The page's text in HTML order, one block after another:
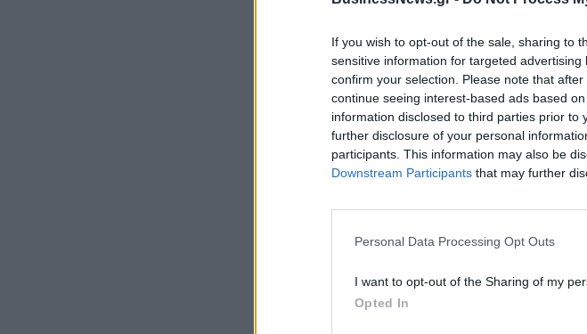
If you wish to opt-out of the sale, sharing to
sensitive information for targeted
confirm your selection. Please note that
continue seeing interest-based ads based
information disclosed to third parties prior
further disclosure of your personal
participants. This information may also be
Downstream Participants that may further
Personal Data Processing Opt Outs
I want to opt-out of the Sharing of my
Opted In